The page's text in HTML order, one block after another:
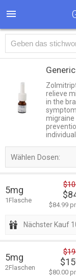
relieve
in the
migraine
Wählen Dosen:
5mg
1Flasche
$84.99
Nächster Kauf
5mg
2Flaschen
$80.00